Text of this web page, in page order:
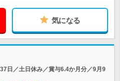
気になる
日／土日休み／賞与6.4か月分／9月9